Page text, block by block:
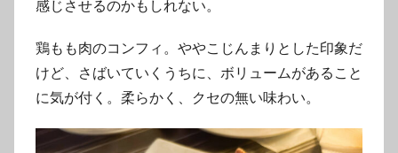
感じさせるのかもしれない。
鶏もも肉のコンフィ。ややこじんまりとした印象だ
けど、さばいていくうちに、ボリュームがあること
に気が付く。柔らかく、クセの無い味わい。